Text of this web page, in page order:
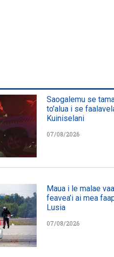
Saogalemu se
to’alua i se
Kuiniselani
07/08/2026
Maua i le malae
feavea’i ai mea
Lusia
07/08/2026